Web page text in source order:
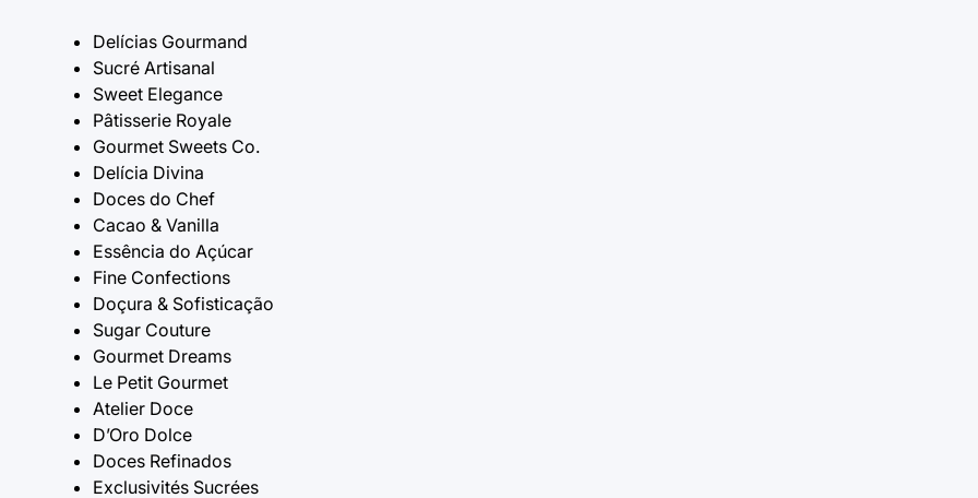
Delícias Gourmand
Sucré Artisanal
Sweet Elegance
Pâtisserie Royale
Gourmet Sweets Co.
Delícia Divina
Doces do Chef
Cacao & Vanilla
Essência do Açúcar
Fine Confections
Doçura & Sofisticação
Sugar Couture
Gourmet Dreams
Le Petit Gourmet
Atelier Doce
D’Oro Dolce
Doces Refinados
Exclusivités Sucrées